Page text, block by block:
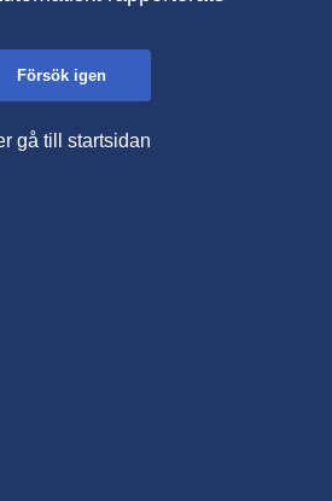
Försök igen
gå till startsidan